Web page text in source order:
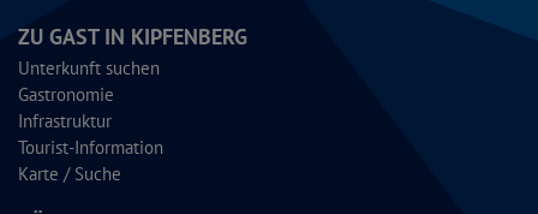
ZU GAST IN KIPFENBERG
Unterkunft suchen
Gastronomie
Infrastruktur
Tourist-Information
Karte / Suche